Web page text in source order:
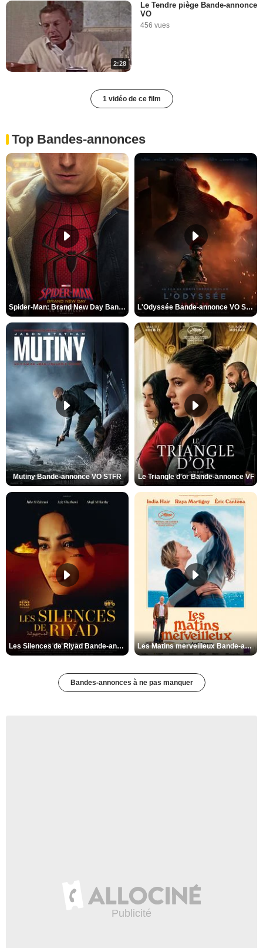
2:28
Le Tendre piège Bande-annonce
VO
456 vues
1 vidéo de ce film
Top Bandes-annonces
Spider-Man: Brand New Day Bande-annonce VO STFR L'Odyssée Bande-annonce VO STFR
Mutiny Bande-annonce VO STFR Le Triangle d'or Bande-annonce VF
Les Silences de Riyad Bande-annonce VO STFR Les Matins merveilleux Bande-annonce VF
Bandes-annonces à ne pas manquer